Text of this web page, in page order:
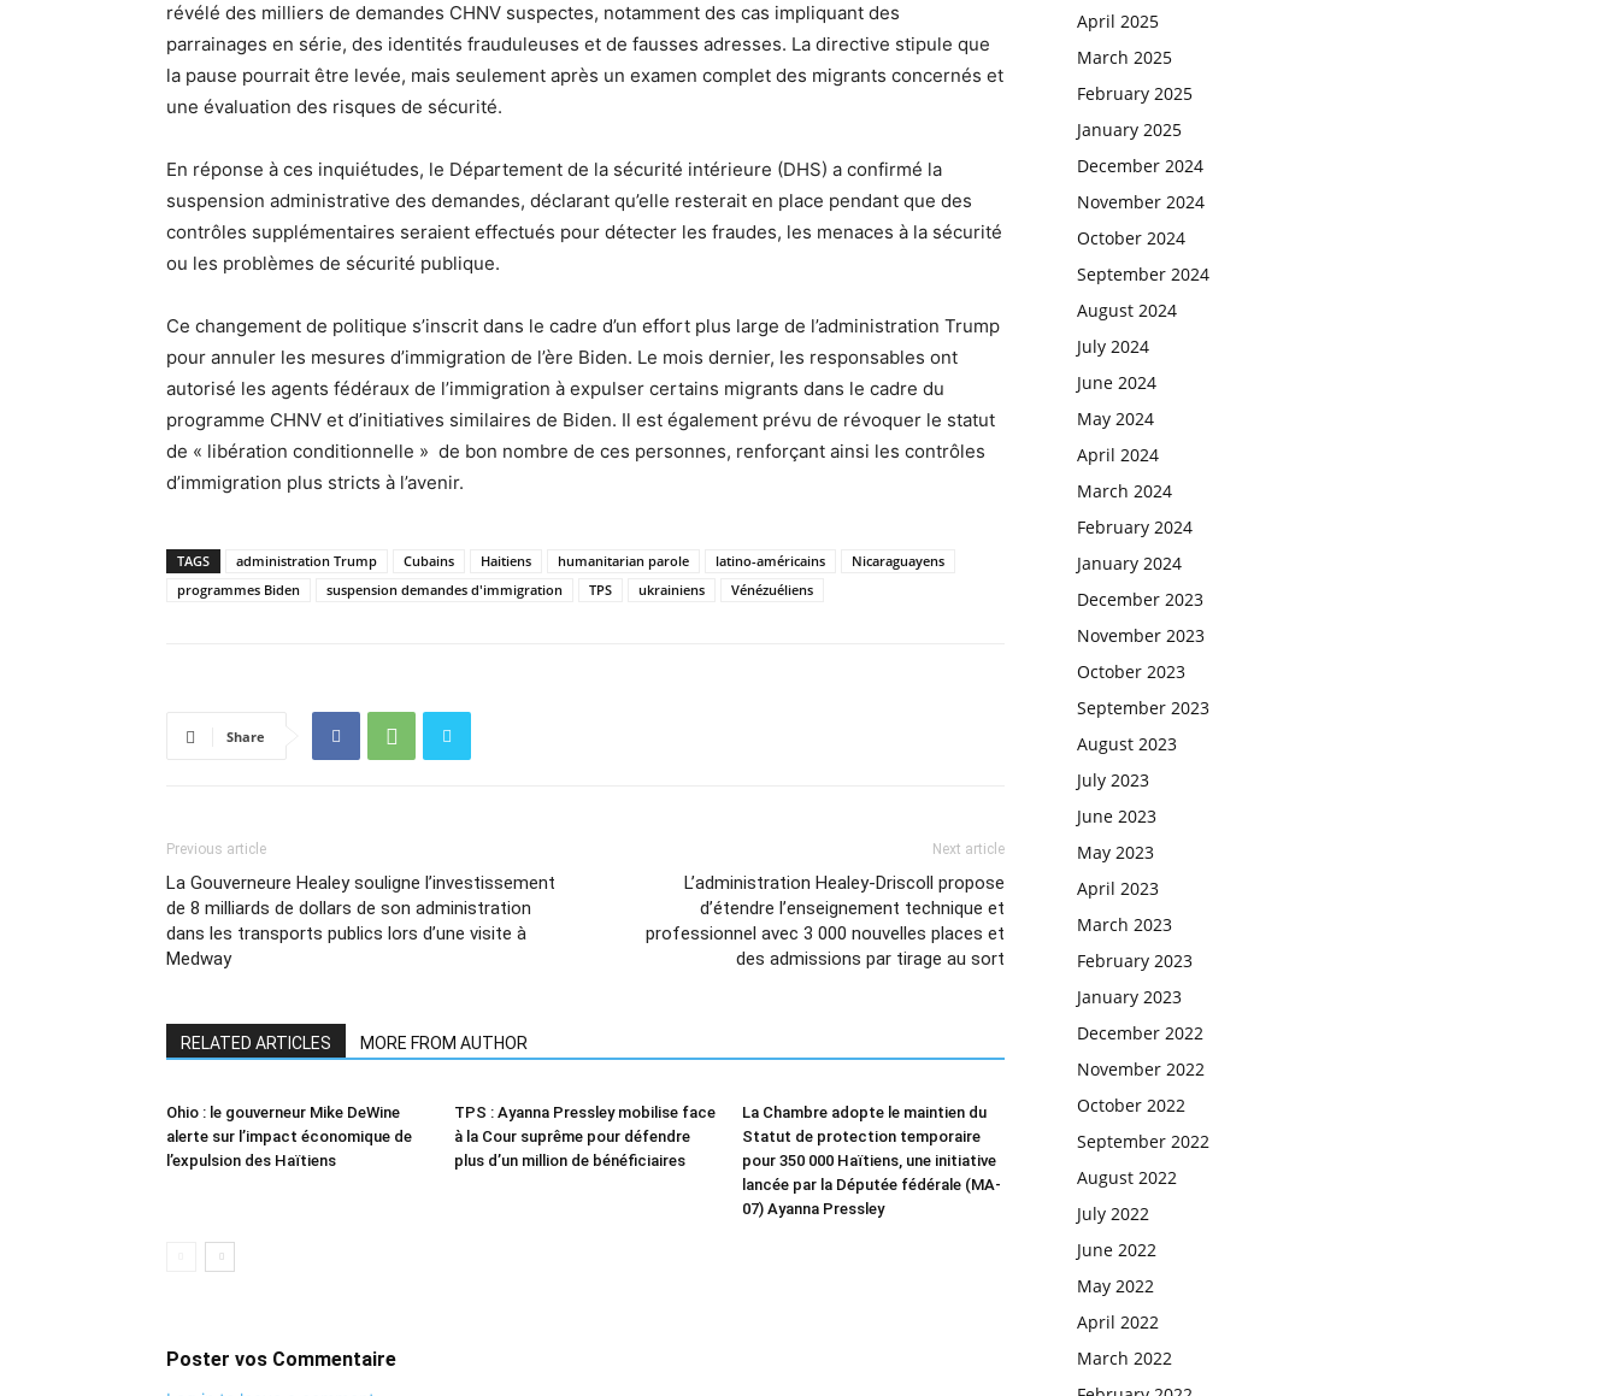
révélé des milliers de demandes CHNV suspectes, notamment des cas impliquant des
parrainages en série, des identités frauduleuses et de fausses adresses. La directive stipule que
la pause pourrait être levée, mais seulement après un examen complet des migrants concernés et
une évaluation des risques de sécurité.
En réponse à ces inquiétudes, le Département de la sécurité intérieure (DHS) a confirmé la
suspension administrative des demandes, déclarant qu’elle resterait en place pendant que des
contrôles supplémentaires seraient effectués pour détecter les fraudes, les menaces à la sécurité
ou les problèmes de sécurité publique.
Ce changement de politique s’inscrit dans le cadre d’un effort plus large de l’administration Trump
pour annuler les mesures d’immigration de l’ère Biden. Le mois dernier, les responsables ont
autorisé les agents fédéraux de l’immigration à expulser certains migrants dans le cadre du
programme CHNV et d’initiatives similaires de Biden. Il est également prévu de révoquer le statut
de « libération conditionnelle » de bon nombre de ces personnes, renforçant ainsi les contrôles
d’immigration plus stricts à l’avenir.
TAGS administration Trump Cubains Haitiens humanitarian parole latino-américains
Nicaraguayens
programmes Biden
suspension demandes d'immigration TPS ukrainiens Vénézuéliens
Share
Previous article
La Gouverneure Healey souligne l’investissement
de 8 milliards de dollars de son administration
dans les transports publics lors d’une visite à
Medway
Next article
L’administration Healey-Driscoll propose
d’étendre l’enseignement technique et
professionnel avec 3 000 nouvelles places et
des admissions par tirage au sort
RELATED ARTICLES MORE FROM AUTHOR
Ohio : le gouverneur Mike DeWine
alerte sur l’impact économique de
l’expulsion des Haïtiens
TPS : Ayanna Pressley mobilise face
à la Cour suprême pour défendre
plus d’un million de bénéficiaires
La Chambre adopte le maintien du
Statut de protection temporaire
pour 350 000 Haïtiens, une initiative
lancée par la Députée fédérale (MA-
07) Ayanna Pressley
Poster vos Commentaire
April 2025
March 2025
February 2025
January 2025
December 2024
November 2024
October 2024
September 2024
August 2024
July 2024
June 2024
May 2024
April 2024
March 2024
February 2024
January 2024
December 2023
November 2023
October 2023
September 2023
August 2023
July 2023
June 2023
May 2023
April 2023
March 2023
February 2023
January 2023
December 2022
November 2022
October 2022
September 2022
August 2022
July 2022
June 2022
May 2022
April 2022
March 2022